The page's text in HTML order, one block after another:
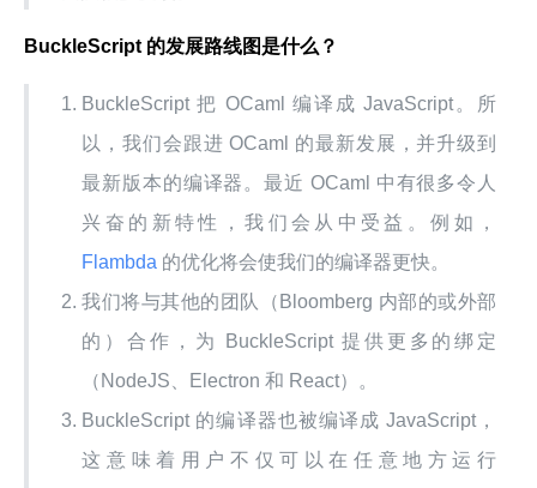
BuckleScript 的发展路线图是什么？
BuckleScript 把 OCaml 编译成 JavaScript。所
以，我们会跟进 OCaml 的最新发展，并升级到
最新版本的编译器。最近 OCaml 中有很多令人
兴奋的新特性，我们会从中受益。例如，
Flambda 的优化将会使我们的编译器更快。
我们将与其他的团队（Bloomberg 内部的或外部
的）合作，为 BuckleScript 提供更多的绑定
（NodeJS、Electron 和 React）。
BuckleScript 的编译器也被编译成 JavaScript，
这意味着用户不仅可以在任意地方运行